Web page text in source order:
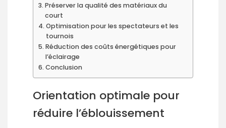
Préserver la qualité des matériaux du
court
Optimisation pour les spectateurs et les
tournois
Réduction des coûts énergétiques pour
l’éclairage
Conclusion
Orientation optimale pour
réduire l’éblouissement